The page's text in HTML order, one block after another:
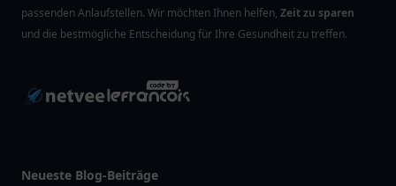
passenden Anlaufstellen. Wir möchten Ihnen helfen, Zeit zu sparen
und die bestmögliche Entscheidung für Ihre Gesundheit zu treffen.
Neueste Blog-Beiträge